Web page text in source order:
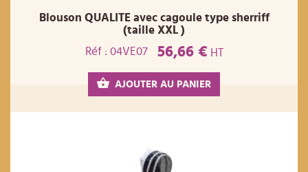
Blouson QUALITE avec cagoule type sherriff
(taille XXL )
Réf : 04VE07
56,66 € HT
AJOUTER AU PANIER